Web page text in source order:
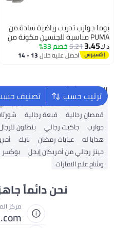
بوما جوارب تدريب رياضية سادة من
PUMA مناسبة للجنسين مكونة من
قطعتين
د.ك‏3.45
5.21خصم 33%
احصل عليه خلال 13 - 14
ترتيب حسب تصنيف البحث الشائع
محفظة رجالية تيشيرت جينز
قمصان رجالية
قبعة رجالية
جوارب
جاكيت رجالي بنطلون
هدايا له
عبايات رمضان نايك
جينز رجالي من أمريكان إيجل
بوكسر
وشاح علم الامارات
نحن دائماً
مركز